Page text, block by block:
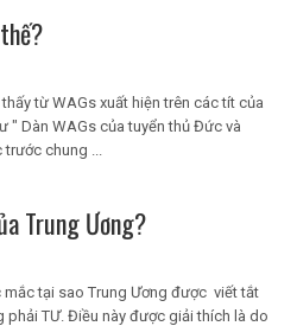
từ WAGs xuất hiện trên các tít của
" Dàn WAGs của tuyển thủ Đức và
trước chung ...
Trung Ương?
mắc tại sao Trung Ương được viết tắt
phải TƯ. Điều này được giải thích là do